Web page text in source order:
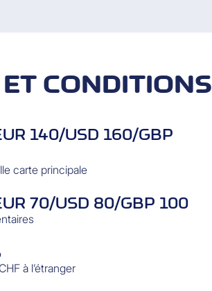
CONDITIONS
140/USD 160/GBP
carte principale
70/USD 80/GBP 100
à l’étranger